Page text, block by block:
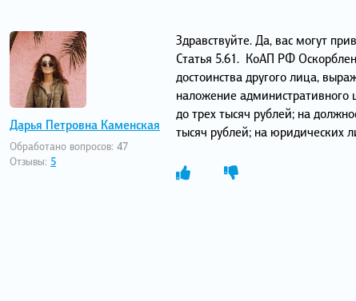
Дарья Петровна Каменская
Обработано вопросов: 47
Отзывы: 5
Здравствуйте. Да, вас могут
Статья 5.61. КоАП РФ
достоинства другого лица,
наложение
до трех тысяч рублей; на
тысяч рублей; на юридических